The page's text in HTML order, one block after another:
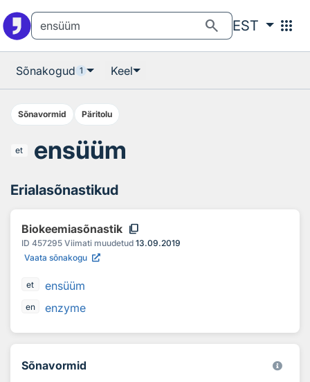
search EST apps
Sõnakogud 1 Keel
Sõnavormid Päritolu
et ensüüm
Erialasõnastikud
Biokeemiasõnastik content_copy
ID 457295 Viimati muudetud 13.09.2019
Vaata sõnakogu
et ensüüm
en enzyme
Sõnavormid